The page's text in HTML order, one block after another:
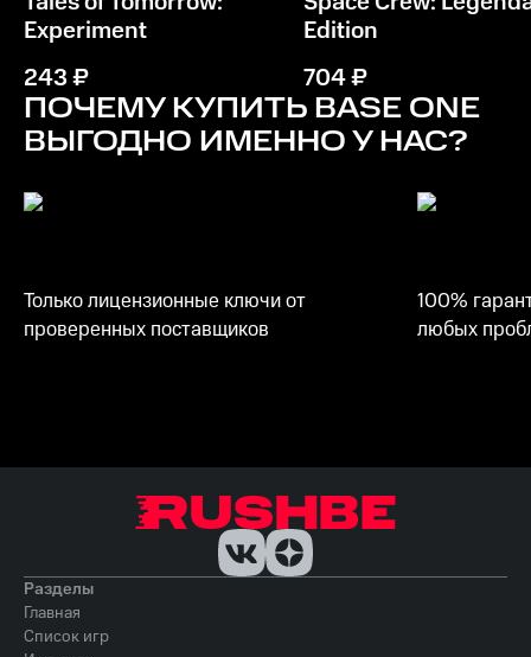
9th Generation Intel i5 or equivalent
Память
8 GB ОЗУ
Место на диске
6 GB
Experiment
243₽
Edition
704₽
ПОЧЕМУ КУПИТЬ BASE ONE
ВЫГОДНО ИМЕННО У НАС?
Только лицензионные ключи от
проверенных поставщиков
100%
любых
Разделы
Главная
Список игр